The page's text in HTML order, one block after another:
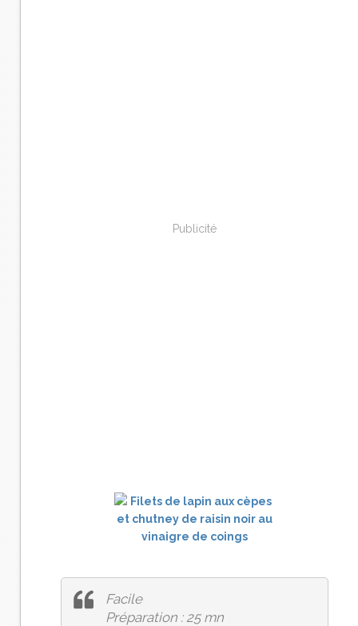
Publicité
Facile
Préparation : 25 mn